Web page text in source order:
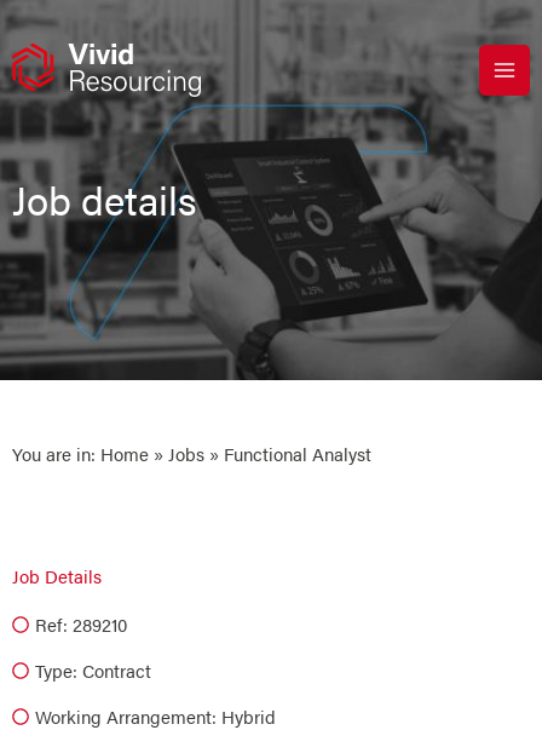
Skip
content
Job details
You are in: Home » Jobs » Functional Analyst
Job Details
Ref: 289210
Type: Contract
Working Arrangement: Hybrid